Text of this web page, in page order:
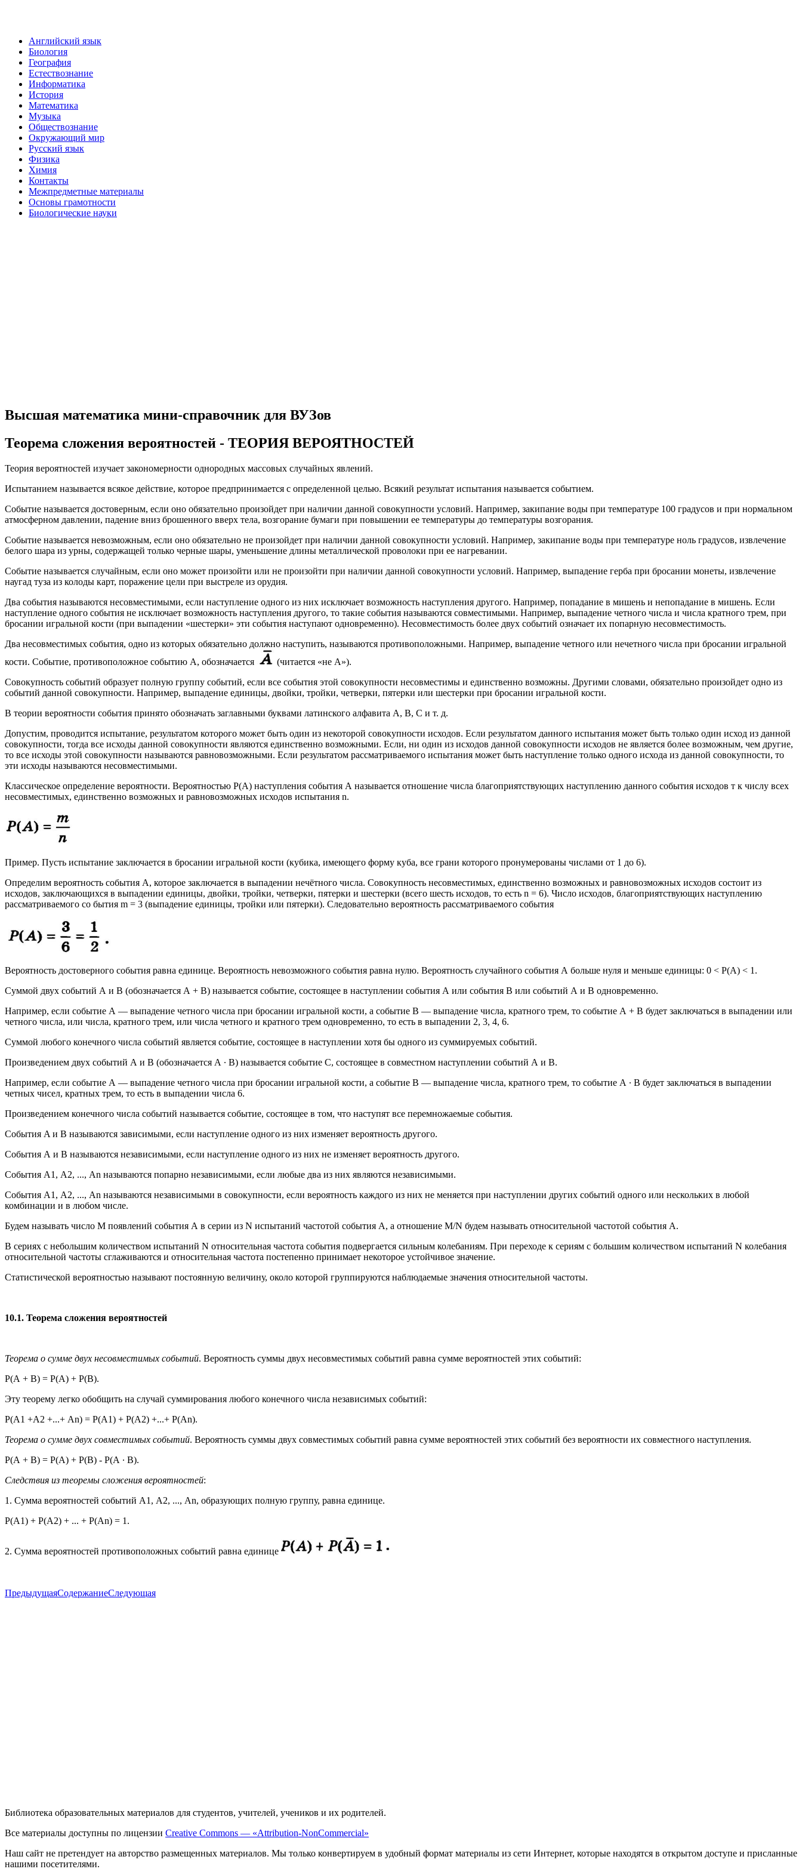
Английский язык
Биология
География
Естествознание
Информатика
История
Математика
Музыка
Обществознание
Окружающий мир
Русский язык
Физика
Химия
Контакты
Межпредметные материалы
Основы грамотности
Биологические науки
Высшая математика мини-справочник для ВУЗов
Теорема сложения вероятностей - ТЕОРИЯ ВЕРОЯТНОСТЕЙ
Теория вероятностей изучает закономерности однородных массовых случайных явлений.
Испытанием называется всякое действие, которое предпринимается с определенной целью. Всякий результат испытания называется событием.
Событие называется достоверным, если оно обязательно произойдет при наличии данной совокупности условий. Например, закипание воды при температуре 100 градусов и при нормальном
атмосферном давлении, падение вниз брошенного вверх тела, возгорание бумаги при повышении ее температуры до температуры возгорания.
Событие называется невозможным, если оно обязательно не произойдет при наличии данной совокупности условий. Например, закипание воды при температуре ноль градусов, извлечение
белого шара из урны, содержащей только черные шары, уменьшение длины металлической проволоки при ее нагревании.
Событие называется случайным, если оно может произойти или не произойти при наличии данной совокупности условий. Например, выпадение герба при бросании монеты, извлечение
наугад туза из колоды карт, поражение цели при выстреле из орудия.
Два события называются несовместимыми, если наступление одного из них исключает возможность наступления другого. Например, попадание в мишень и непопадание в мишень. Если
наступление одного события не исключает возможность наступления другого, то такие события называются совместимыми. Например, выпадение четного числа и числа кратного трем, при
бросании игральной кости (при выпадении «шестерки» эти события наступают одновременно). Несовместимость более двух событий означает их попарную несовместимость.
Два несовместимых события, одно из которых обязательно должно наступить, называются противоположными. Например, выпадение четного или нечетного числа при бросании игральной
кости. Событие, противоположное событию А, обозначается
(читается «не А»).
Совокупность событий образует полную группу событий, если все события этой совокупности несовместимы и единственно возможны. Другими словами, обязательно произойдет одно из
событий данной совокупности. Например, выпадение единицы, двойки, тройки, четверки, пятерки или шестерки при бросании игральной кости.
В теории вероятности события принято обозначать заглавными буквами латинского алфавита А, В, С и т. д.
Допустим, проводится испытание, результатом которого может быть один из некоторой совокупности исходов. Если результатом данного испытания может быть только один исход из данной
совокупности, тогда все исходы данной совокупности являются единственно возможными. Если, ни один из исходов данной совокупности исходов не является более возможным, чем другие,
то все исходы этой совокупности называются равновозможными. Если результатом рассматриваемого испытания может быть наступление только одного исхода из данной совокупности, то
эти исходы называются несовместимыми.
Классическое определение вероятности. Вероятностью Р(А) наступления события А называется отношение числа благоприятствующих наступлению данного события исходов т к числу всех
несовместимых, единственно возможных и равновозможных исходов испытания n.
Пример. Пусть испытание заключается в бросании игральной кости (кубика, имеющего форму куба, все грани которого пронумерованы числами от 1 до 6).
Определим вероятность события А, которое заключается в выпадении нечётного числа. Совокупность несовместимых, единственно возможных и равновозможных исходов состоит из
исходов, заключающихся в выпадении единицы, двойки, тройки, четверки, пятерки и шестерки (всего шесть исходов, то есть n = 6). Число исходов, благоприятствующих наступлению
рассматриваемого со бытия m = 3 (выпадение единицы, тройки или пятерки). Следовательно вероятность рассматриваемого события
Вероятность достоверного события равна единице. Вероятность невозможного события равна нулю. Вероятность случайного события А больше нуля и меньше единицы: 0 < Р(А) < 1.
Суммой двух событий А и В (обозначается А + В) называется событие, состоящее в наступлении события А или события В или событий А и В одновременно.
Например, если событие А — выпадение четного числа при бросании игральной кости, а событие В — выпадение числа, кратного трем, то событие А + В будет заключаться в выпадении или
четного числа, или числа, кратного трем, или числа четного и кратного трем одновременно, то есть в выпадении 2, 3, 4, 6.
Суммой любого конечного числа событий является событие, состоящее в наступлении хотя бы одного из суммируемых событий.
Произведением двух событий А и В (обозначается А ∙ В) называется событие С, состоящее в совместном наступлении событий А и В.
Например, если событие А — выпадение четного числа при бросании игральной кости, а событие В — выпадение числа, кратного трем, то событие А ∙ В будет заключаться в выпадении
четных чисел, кратных трем, то есть в выпадении числа 6.
Произведением конечного числа событий называется событие, состоящее в том, что наступят все перемножаемые события.
События A и В называются зависимыми, если наступление одного из них изменяет вероятность другого.
События А и В называются независимыми, если наступление одного из них не изменяет вероятность другого.
События А1, А2, ..., Аn называются попарно независимыми, если любые два из них являются независимыми.
События А1, А2, ..., Аn называются независимыми в совокупности, если вероятность каждого из них не меняется при наступлении других событий одного или нескольких в любой
комбинации и в любом числе.
Будем называть число М появлений события А в серии из N испытаний частотой события А, а отношение M/N будем называть относительной частотой события А.
В сериях с небольшим количеством испытаний N относительная частота события подвергается сильным колебаниям. При переходе к сериям с большим количеством испытаний N колебания
относительной частоты сглаживаются и относительная частота постепенно принимает некоторое устойчивое значение.
Статистической вероятностью называют постоянную величину, около которой группируются наблюдаемые значения относительной частоты.
10.1. Теорема сложения вероятностей
Теорема о сумме двух несовместимых событий. Вероятность суммы двух несовместимых событий равна сумме вероятностей этих событий:
Р(А + В) = Р(А) + Р(В).
Эту теорему легко обобщить на случай суммирования любого конечного числа независимых событий:
Р(А1 +А2 +...+ Аn) = P(A1) + Р(А2) +...+ Р(Аn).
Теорема о сумме двух совместимых событий. Вероятность суммы двух совместимых событий равна сумме вероятностей этих событий без вероятности их совместного наступления.
Р(А + В) = Р(А) + Р(В) - Р(А ∙ В).
Следствия из теоремы сложения вероятностей:
1. Сумма вероятностей событий А1, А2, ..., Аn, образующих полную группу, равна единице.
Р(А1) + Р(А2) + ... + Р(Аn) = 1.
2. Сумма вероятностей противоположных событий равна единице
ПредыдущаяСодержаниеСледующая
Библиотека образовательных материалов для студентов, учителей, учеников и их родителей.
Все материалы доступны по лицензии Creative Commons — «Attribution-NonCommercial»
Наш сайт не претендует на авторство размещенных материалов. Мы только конвертируем в удобный формат материалы из сети Интернет, которые находятся в открытом доступе и присланные
нашими посетителями.